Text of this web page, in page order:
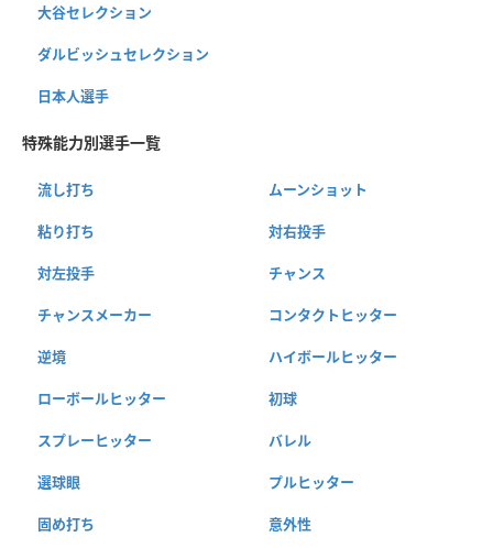
大谷セレクション
ダルビッシュセレクション
日本人選手
特殊能力別選手一覧
流し打ち ムーンショット
粘り打ち 対右投手
対左投手 チャンス
チャンスメーカー コンタクトヒッター
逆境 ハイボールヒッター
ローボールヒッター 初球
スプレーヒッター バレル
選球眼 プルヒッター
固め打ち 意外性